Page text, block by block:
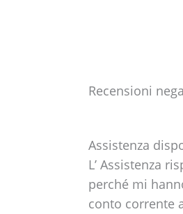
Recensioni
Assistenza
L’ Assistenza
perché mi
conto corrente